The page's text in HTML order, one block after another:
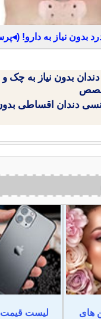
بدون نیاز به دارو!
بدون نیاز به چک
دندان اقساطی
های
لیست قیمت